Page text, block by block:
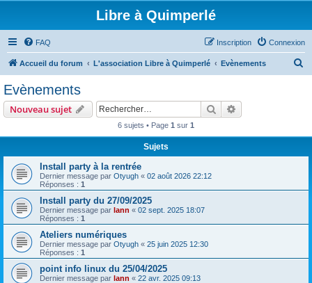
Libre à Quimperlé
FAQ Connexion
Inscription
Accueil du forum L'association Libre à Quimperlé Evènements
Evènements
Nouveau sujet Rechercher
6 sujets • Page 1 sur 1
Sujets
Install party à la rentrée
Dernier message par Otyugh « 02 août 2026 22:12
Réponses : 1
Install party du 27/09/2025
Dernier message par lann « 02 sept. 2025 18:07
Réponses : 1
Ateliers numériques
Dernier message par Otyugh « 25 juin 2025 12:30
Réponses : 1
point info linux du 25/04/2025
Dernier message par lann « 22 avr. 2025 09:13